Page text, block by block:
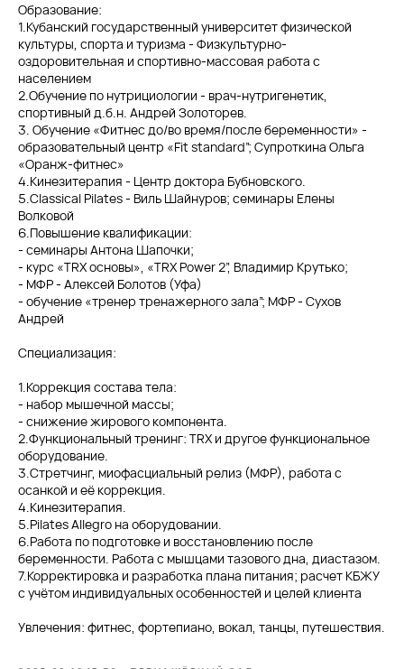
Образование:
1.Кубанский государственный университет физической
культуры, спорта и туризма - Физкультурно-
оздоровительная и спортивно-массовая работа с
населением
2.Обучение по нутрициологии - врач-нутригенетик,
спортивный д.б.н. Андрей Золоторев.
3. Обучение «Фитнес до/во время/после беременности» -
образовательный центр «Fit standard”; Супроткина Ольга
«Оранж-фитнес»
4.Кинезитерапия - Центр доктора Бубновского.
5.Classical Pilates - Виль Шайнуров; семинары Елены
Волковой
6.Повышение квалификации:
- семинары Антона Шапочки;
- курс «TRX основы», «TRX Power 2”, Владимир Крутько;
- МФР - Алексей Болотов (Уфа)
- обучение «тренер тренажерного зала”; МФР - Сухов
Андрей
Специализация:
1.Коррекция состава тела:
- набор мышечной массы;
- снижение жирового компонента.
2.Функциональный тренинг: TRX и другое функциональное
оборудование.
3.Стретчинг, миофасциальный релиз (МФР), работа с
осанкой и её коррекция.
4.Кинезитерапия.
5.Pilates Allegro на оборудовании.
6.Работа по подготовке и восстановлению после
беременности. Работа с мышцами тазового дна, диастазом.
7.Корректировка и разработка плана питания; расчет КБЖУ
с учётом индивидуальных особенностей и целей клиента
Увлечения: фитнес, фортепиано, вокал, танцы, путешествия.